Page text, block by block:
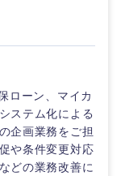
ローン、マイカ
ステム化による
企画業務をご担
や条件変更対応
どの業務改善に